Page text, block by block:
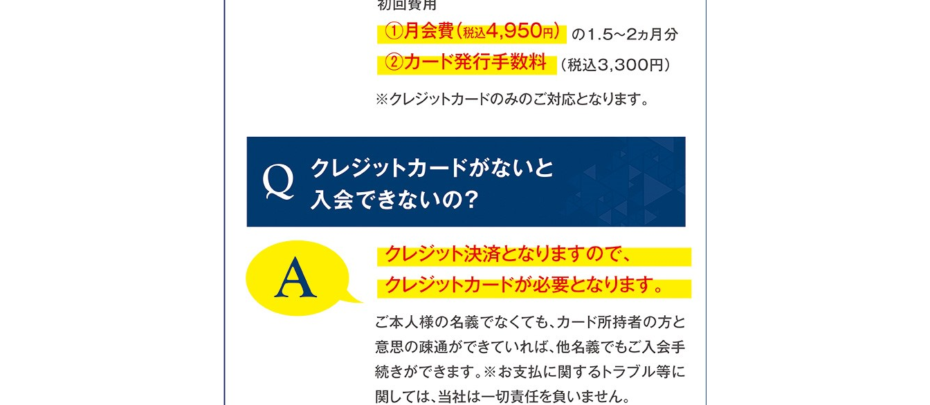
For foreigners
Central Sports official website is
automatically translated into
English. Click the link below (start
automatic translation) to return to
the top page.
However, if you use an automatic